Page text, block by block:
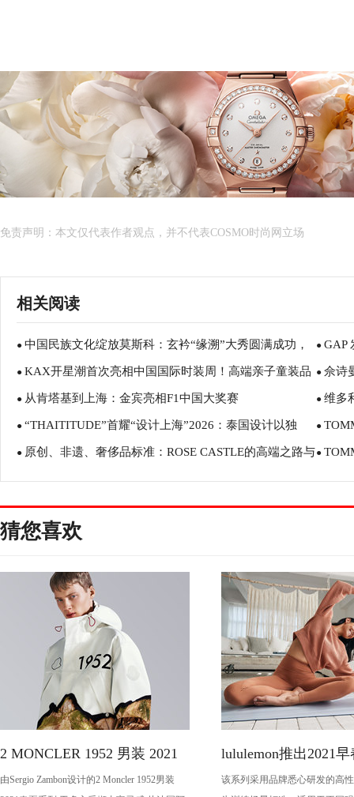
免责声明：本文仅代表作者观点，并不代表COSMO时尚网立场
相关阅读
● 中国民族文化绽放莫斯科：玄衿“缘溯”大秀圆满成功，
以服装为媒转译东方美学
● GAP
达和成
● KAX开星潮首次亮相中国国际时装周！高端亲子童装品
牌“圈粉无数”
● 佘诗
● 从肯塔基到上海：金宾亮相F1中国大奖赛 ● 维多
夏日
● “THAITITUDE”首耀“设计上海”2026：泰国设计以独
特“泰度”重塑生活美学
●
2026
● 原创、非遗、奢侈品标准：ROSE CASTLE的高端之路与
定价逻辑
●
猜您喜欢
2 MONCLER 1952 男装 2021
春夏系列
由Sergio Zambon设计的2 Moncler 1952男装
lululemon推出2021
备
该系列采用品牌悉心研发的高